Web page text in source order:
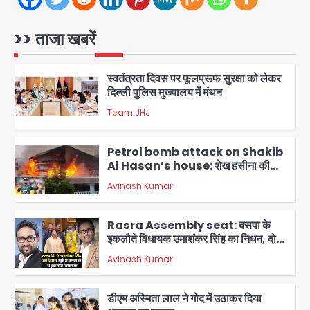
>> ताजा खबरें
2 Team JHJ
Petrol bomb attack on Shakib
Al Hasan’s house: शेख हसीना की
पेट्रोल बम से हमला
Avinash Kumar
Rasra Assembly seat: बसपा के
इकलौते विधायक उमाशंकर सिंह का निधन, दो
Avinash Kumar
5
डीएम अस्मिता लाल ने गोद में उठाकर दिया
अपनत्व का सहारा
Team JHJ